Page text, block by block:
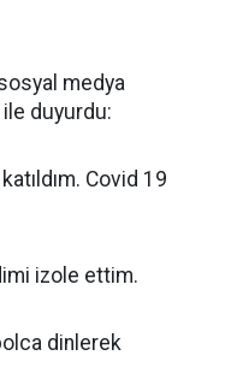
medya
ile duyurdu:
Covid 19
izole ettim.
dinlerek